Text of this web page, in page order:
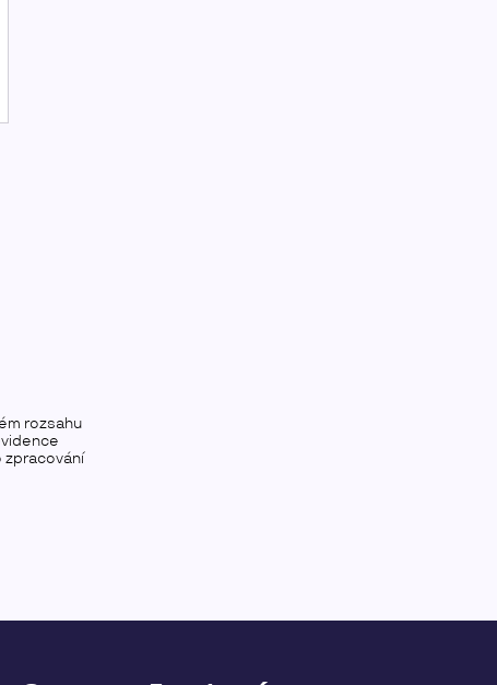
rozsahu
zpracování